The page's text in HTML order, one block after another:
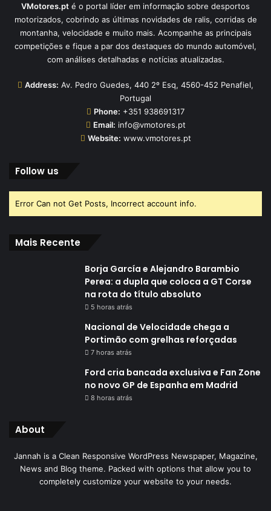
VMotores.pt é o portal líder em informação sobre desportos
motorizados, cobrindo as últimas novidades de ralis, corridas de
montanha, velocidade e muito mais. Acompanhe as principais
competições e fique a par dos destaques do mundo automóvel,
com análises detalhadas e notícias atualizadas.
Address: Av. Pedro Guedes, 440 2º Esq, 4560-452 Penafiel,
Portugal
Phone: +351 938691317
Email: info@vmotores.pt
Website: www.vmotores.pt
Follow us
Error Can not Get Posts, Incorrect account info.
Mais Recente
Borja García e Alejandro Barambio
Perea: a dupla que coloca a GT Corse
na rota do título absoluto
5 horas atrás
Nacional de Velocidade chega a
Portimão com grelhas reforçadas
7 horas atrás
Ford cria bancada exclusiva e Fan Zone
no novo GP de Espanha em Madrid
8 horas atrás
About
Jannah is a Clean Responsive WordPress Newspaper, Magazine,
News and Blog theme. Packed with options that allow you to
completely customize your website to your needs.